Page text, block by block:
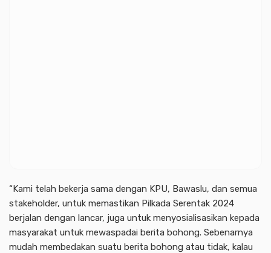
“Kami telah bekerja sama dengan KPU, Bawaslu, dan semua
stakeholder, untuk memastikan Pilkada Serentak 2024
berjalan dengan lancar, juga untuk menyosialisasikan kepada
masyarakat untuk mewaspadai berita bohong. Sebenarnya
mudah membedakan suatu berita bohong atau tidak, kalau